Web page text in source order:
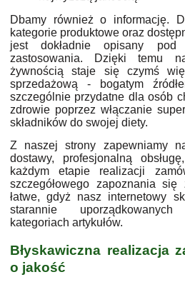
Dbamy również o informację.
kategorie produktowe oraz
jest dokładnie opisany pod
zastosowania. Dzięki temu
żywnością staje się czymś
sprzedażową - bogatym
szczególnie przydatne dla osób
zdrowie poprzez włączanie
składników do swojej diety.
Z naszej strony zapewniamy
dostawy, profesjonalną
każdym etapie realizacji
szczegółowego zapoznania
łatwe, gdyż nasz internetowy
starannie
kategoriach artykułów.
Błyskawiczna realizacja
o jakość